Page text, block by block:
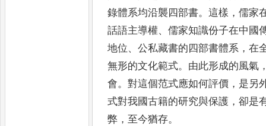
錄體系均沿襲四部書。這樣 ，儒家
話語主導權、儒家知識份子在中國
地位、公私藏書的四部書體系 ，在
無形的文化範式。 由此形成的風氣
會。對這個范式應如何評價 ， 是另
式對我國古籍的研究與保護 ，卻是
弊 ， 至今猶存。